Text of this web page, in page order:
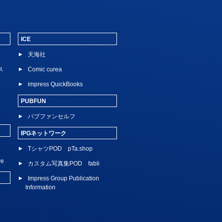
ICE
天海社
Comic curea
impress QuickBooks
PUBFUN
パブファンセルフ
IPGネットワーク
TシャツPOD pTa.shop
カスタム写真集POD fabli
Impress Group Publication
Information